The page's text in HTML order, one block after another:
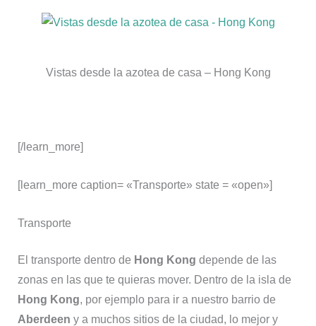
Vistas desde la azotea de casa – Hong Kong
[/learn_more]
[learn_more caption= «Transporte» state = «open»]
Transporte
El transporte dentro de Hong Kong depende de las
zonas en las que te quieras mover. Dentro de la isla de
Hong Kong, por ejemplo para ir a nuestro barrio de
Aberdeen y a muchos sitios de la ciudad, lo mejor y